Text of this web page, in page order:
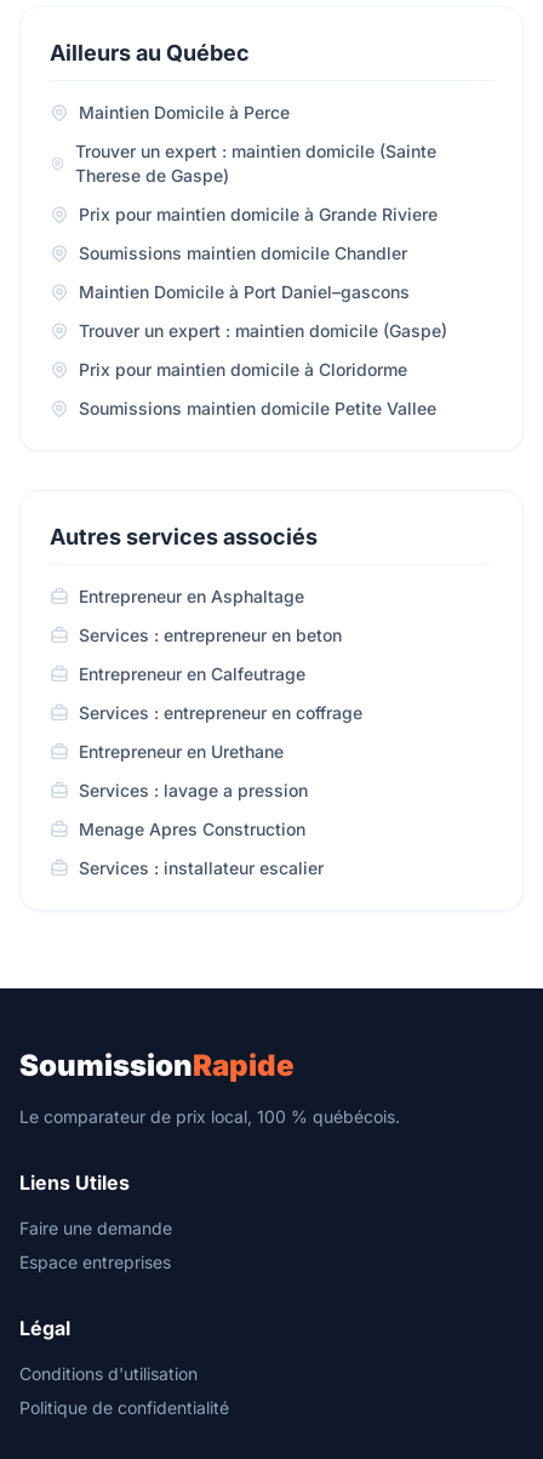
Ailleurs au Québec
Maintien Domicile à Perce
Trouver un expert : maintien domicile (Sainte
Therese de Gaspe)
Prix pour maintien domicile à Grande Riviere
Soumissions maintien domicile Chandler
Maintien Domicile à Port Daniel–gascons
Trouver un expert : maintien domicile (Gaspe)
Prix pour maintien domicile à Cloridorme
Soumissions maintien domicile Petite Vallee
Autres services associés
Entrepreneur en Asphaltage
Services : entrepreneur en beton
Entrepreneur en Calfeutrage
Services : entrepreneur en coffrage
Entrepreneur en Urethane
Services : lavage a pression
Menage Apres Construction
Services : installateur escalier
SoumissionRapide
Le comparateur de prix local, 100 % québécois.
Liens Utiles
Faire une demande
Espace entreprises
Légal
Conditions d'utilisation
Politique de confidentialité